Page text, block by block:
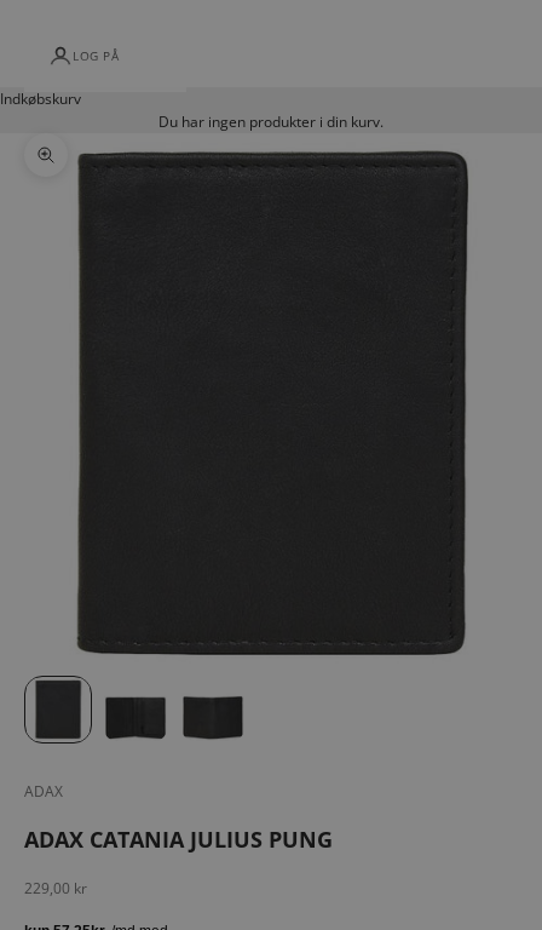
LOG PÅ
Indkøbskurv
Du har ingen produkter i din kurv.
Zoom
ADAX
ADAX CATANIA JULIUS PUNG
Salgspris
229,00 kr